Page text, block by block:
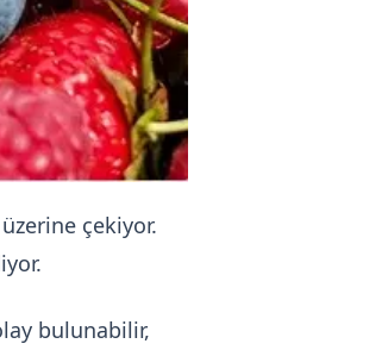
çekiyor.
bulunabilir,